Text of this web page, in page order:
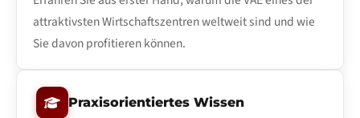
attraktivsten Wirtschaftszentren weltweit sind und wie
Sie davon profitieren können.
Praxisorientiertes Wissen